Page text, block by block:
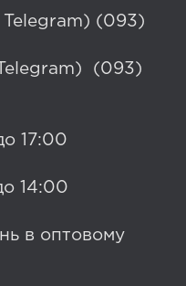
Telegram) (093)
Telegram) (093)
17:00
14:00
в оптовому